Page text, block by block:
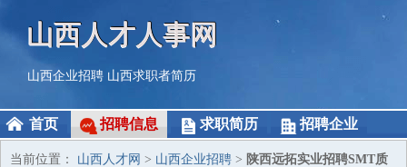
山西人才人事网
山西企业招聘 山西求职者简历
首页 招聘信息 求职简历 招聘企业
当前位置： 山西人才网 > 山西企业招聘 > 陕西远拓实业招聘SMT质